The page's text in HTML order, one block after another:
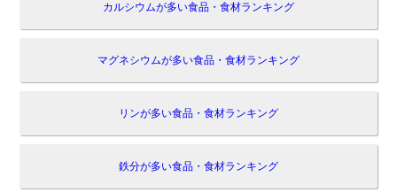
カルシウムが多い食品・食材ランキング
マグネシウムが多い食品・食材ランキング
リンが多い食品・食材ランキング
鉄分が多い食品・食材ランキング